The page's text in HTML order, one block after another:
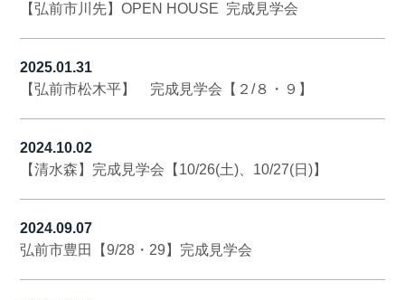
【弘前市川先】OPEN HOUSE 完成見学会
2025.01.31
【弘前市松木平】 完成見学会【２/８・９】
2024.10.02
【清水森】完成見学会【10/26(土)、10/27(日)】
2024.09.07
弘前市豊田【9/28・29】完成見学会